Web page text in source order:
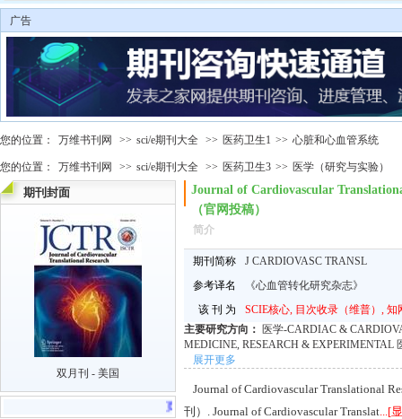
广告
您的位置： 万维书刊网 >> sci/e期刊大全 >> 医药卫生1 >> 心脏和心血管系统
您的位置： 万维书刊网 >> sci/e期刊大全 >> 医药卫生3 >> 医学（研究与实验）
期刊封面
双月刊 - 美国
页面浏览3410 次 跳转官网14 次
Journal of Cardiovascular
（官网投稿）
简介
期刊简称
J CARDIOVASC TRANSL
参考译名
《心血管转化研究杂志》
该 刊 为
SCIE核心, 目次收录（维普）, 知
主要研究方向：
医学-CARDIAC &
MEDICINE, RESEARCH & EXPERIMENTAL
展开更多
Journal of Cardiovascular Translational
刊）. Journal of Cardiovascular Translat...[